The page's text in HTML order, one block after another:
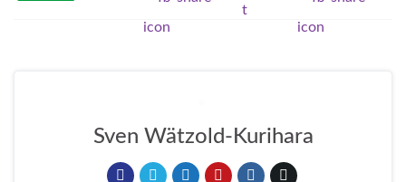
Sven Wätzold-Kurihara